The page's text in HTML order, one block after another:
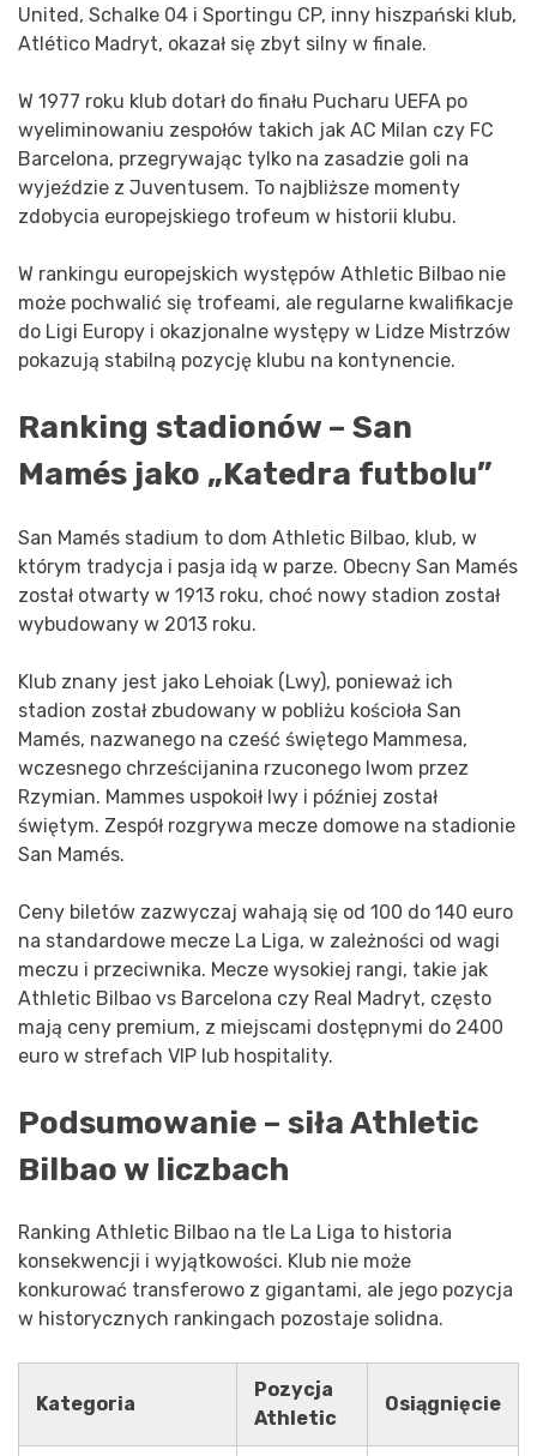
United, Schalke 04 i Sportingu CP, inny hiszpański klub,
Atlético Madryt, okazał się zbyt silny w finale.
W 1977 roku klub dotarł do finału Pucharu UEFA po
wyeliminowaniu zespołów takich jak AC Milan czy FC
Barcelona, przegrywając tylko na zasadzie goli na
wyjeździe z Juventusem. To najbliższe momenty
zdobycia europejskiego trofeum w historii klubu.
W rankingu europejskich występów Athletic Bilbao nie
może pochwalić się trofeami, ale regularne kwalifikacje
do Ligi Europy i okazjonalne występy w Lidze Mistrzów
pokazują stabilną pozycję klubu na kontynencie.
Ranking stadionów – San
Mamés jako „Katedra futbolu”
San Mamés stadium to dom Athletic Bilbao, klub, w
którym tradycja i pasja idą w parze. Obecny San Mamés
został otwarty w 1913 roku, choć nowy stadion został
wybudowany w 2013 roku.
Klub znany jest jako Lehoiak (Lwy), ponieważ ich
stadion został zbudowany w pobliżu kościoła San
Mamés, nazwanego na cześć świętego Mammesa,
wczesnego chrześcijanina rzuconego lwom przez
Rzymian. Mammes uspokoił lwy i później został
świętym. Zespół rozgrywa mecze domowe na stadionie
San Mamés.
Ceny biletów zazwyczaj wahają się od 100 do 140 euro
na standardowe mecze La Liga, w zależności od wagi
meczu i przeciwnika. Mecze wysokiej rangi, takie jak
Athletic Bilbao vs Barcelona czy Real Madryt, często
mają ceny premium, z miejscami dostępnymi do 2400
euro w strefach VIP lub hospitality.
Podsumowanie – siła Athletic
Bilbao w liczbach
Ranking Athletic Bilbao na tle La Liga to historia
konsekwencji i wyjątkowości. Klub nie może
konkurować transferowo z gigantami, ale jego pozycja
w historycznych rankingach pozostaje solidna.
Kategoria
Pozycja
Athletic
Osiągnięcie